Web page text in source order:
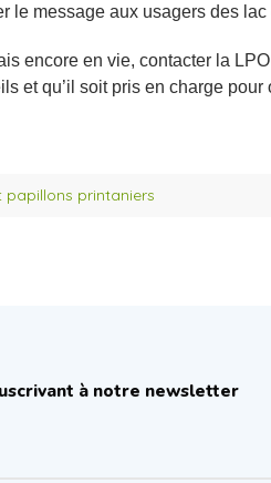
le message aux usagers des lac
encore en vie, contacter la
et qu’il soit pris en charge
papillons printaniers
à notre newsletter